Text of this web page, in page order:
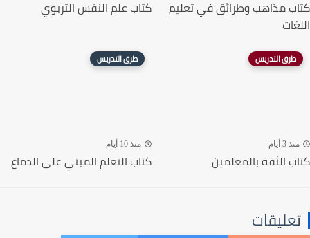
كتاب مذاهب وطرائق في تعليم
اللغات
كتاب علم النفس التربوي
طرق التدريس
منذ 3 أيام
كتاب الثقة بالمعلمين
طرق التدريس
منذ 10 أيام
كتاب التعلم المبني على الدماغ
تعليقات